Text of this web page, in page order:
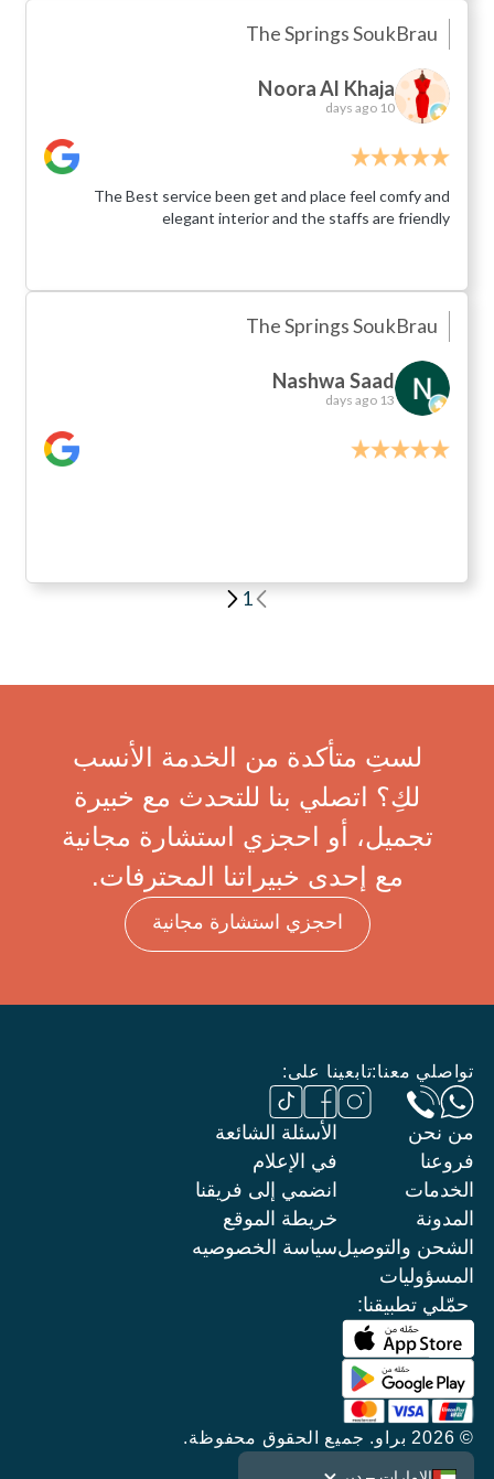
Brau
The Springs Souk
Noora Al Khaja
10 days ago
The Best service been get and place feel comfy and
elegant interior and the staffs are friendly
Brau
The Springs Souk
Nashwa Saad
13 days ago
1
لستِ متأكدة من الخدمة الأنسب
لكِ؟ اتصلي بنا للتحدث مع خبيرة
تجميل، أو احجزي استشارة مجانية
مع إحدى خبيراتنا المحترفات.
احجزي استشارة مجانية
تواصلي معنا:تابعينا على:
من نحن
فروعنا
الخدمات
المدونة
الشحن والتوصيل
المسؤوليات
الأسئلة الشائعة
في الإعلام
انضمي إلى فريقنا
خريطة الموقع
سياسة الخصوصيه
حمّلي تطبيقنا:
© 2026 براو. جميع الحقوق محفوظة.